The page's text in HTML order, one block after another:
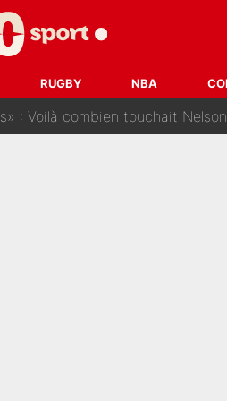
RUGBY NBA
pour la suite du
déjà les deux joueurs qui
touchait Nelson Monfort sur